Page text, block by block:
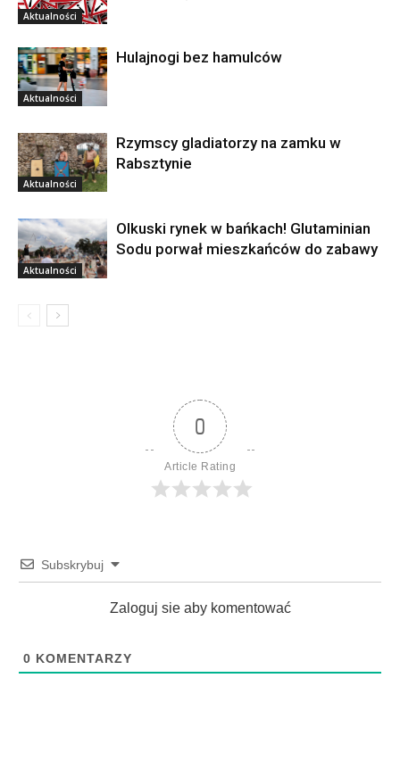
Aktualności
Aktualności
Hulajnogi bez hamulców
Aktualności
Rzymscy gladiatorzy na zamku w
Rabsztynie
Aktualności
Olkuski rynek w bańkach! Glutaminian
Sodu porwał mieszkańców do zabawy
0
Article Rating
Subskrybuj
Zaloguj sie aby komentować
0 KOMENTARZY